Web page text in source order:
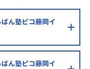
ん塾ピコ藤岡イ
ん塾ピコ藤岡イ